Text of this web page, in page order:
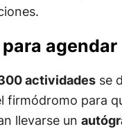
agendar
actividadesse
firmódromo para
llevarse un